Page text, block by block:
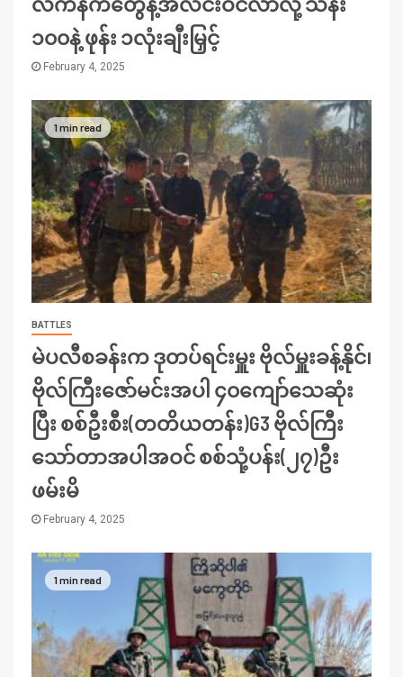
၁၀၀နဲ့ ဖုန်း ၁လုံးချီးမြှင့်
February 4, 2025
1 min read
BATTLES
မဲပလီစခန်းက ဒုတပ်ရင်းမှူး ဗိုလ်မှူးခန့်နိုင်၊
ဗိုလ်ကြီးဇော်မင်းအပါ ၄၀ကျော်သေဆုံး
ပြီး စစ်ဦးစီး(တတိယတန်း)G3 ဗိုလ်ကြီး
သော်တာအပါအဝင် စစ်သုံ့ပန်း(၂၇)ဦး
ဖမ်းမိ
February 4, 2025
1 min read